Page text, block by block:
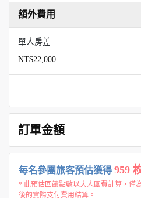
額外費用
單人房差
NT$22,000
訂單金額
每名參團旅客預估獲得 959
* 此預估回饋點數以大人團費計算，僅
後的實際支付費用結算。